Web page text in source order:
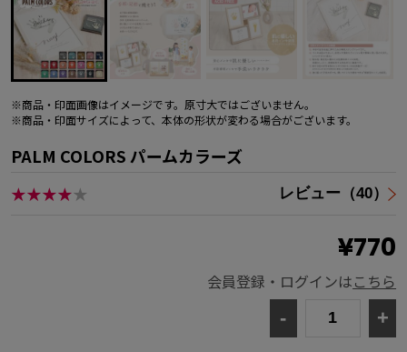
※商品・印面画像はイメージです。原寸大ではございません。
※商品・印面サイズによって、本体の形状が変わる場合がございます。
PALM COLORS パームカラーズ
★★★★★ レビュー（40）
¥770
会員登録・ログインはこちら
- +